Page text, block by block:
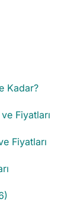
Kadar?
Fiyatları
Fiyatları